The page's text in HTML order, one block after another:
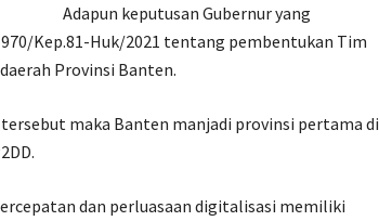
Adapun keputusan Gubernur yang
Kep.81-Huk/2021 tentang pembentukan Tim
Provinsi Banten.
maka Banten manjadi provinsi pertama di
dan perluasaan digitalisasi memiliki